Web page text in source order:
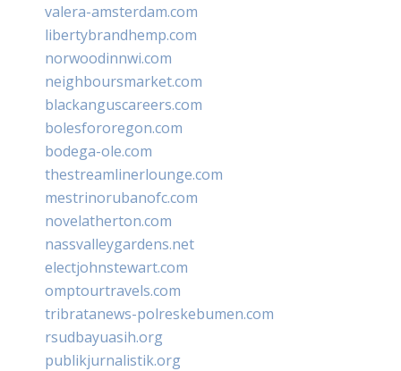
valera-amsterdam.com
libertybrandhemp.com
norwoodinnwi.com
neighboursmarket.com
blackanguscareers.com
bolesfororegon.com
bodega-ole.com
thestreamlinerlounge.com
mestrinorubanofc.com
novelatherton.com
nassvalleygardens.net
electjohnstewart.com
omptourtravels.com
tribratanews-polreskebumen.com
rsudbayuasih.org
publikjurnalistik.org